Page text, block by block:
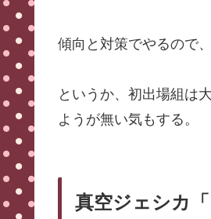
傾向と対策でやるので
というか、初出場組は
ようが無い気もする。
真空ジェシカ